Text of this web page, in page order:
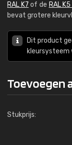
RAL K7 of de RAL
bevat grotere
Dit product
kleursysteem
Toevoegen
Stukprijs: